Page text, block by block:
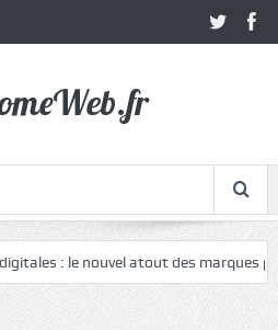
: le nouvel atout des marques pour